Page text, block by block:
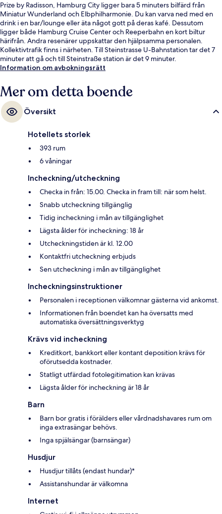
Prize by Radisson, Hamburg City ligger bara 5 minuters bilfärd från
Miniatur Wunderland och Elbphilharmonie. Du kan varva ned med en
drink i en bar/lounge eller äta något gott på deras kafé. Dessutom
ligger både Hamburg Cruise Center och Reeperbahn en kort biltur
härifrån. Andra resenärer uppskattar den hjälpsamma personalen.
Kollektivtrafik finns i närheten. Till Steinstrasse U-Bahnstation tar det 7
minuter att gå och till Steinstraße station är det 9 minuter.
Information om avbokningsrätt
Mer om detta boende
Översikt
Hotellets storlek
393 rum
6 våningar
Incheckning/utcheckning
Checka in från: 15.00. Checka in fram till: när som helst.
Snabb utcheckning tillgänglig
Tidig incheckning i mån av tillgänglighet
Lägsta ålder för incheckning: 18 år
Utcheckningstiden är kl. 12.00
Kontaktfri utcheckning erbjuds
Sen utcheckning i mån av tillgänglighet
Incheckningsinstruktioner
Personalen i receptionen välkomnar gästerna vid ankomst.
Informationen från boendet kan ha översatts med
automatiska översättningsverktyg
Krävs vid incheckning
Kreditkort, bankkort eller kontant deposition krävs för
oförutsedda kostnader.
Statligt utfärdad fotolegitimation kan krävas
Lägsta ålder för incheckning är 18 år
Barn
Barn bor gratis i förälders eller vårdnadshavares rum om
inga extrasängar behövs.
Inga spjälsängar (barnsängar)
Husdjur
Husdjur tillåts (endast hundar)*
Assistanshundar är välkomna
Internet